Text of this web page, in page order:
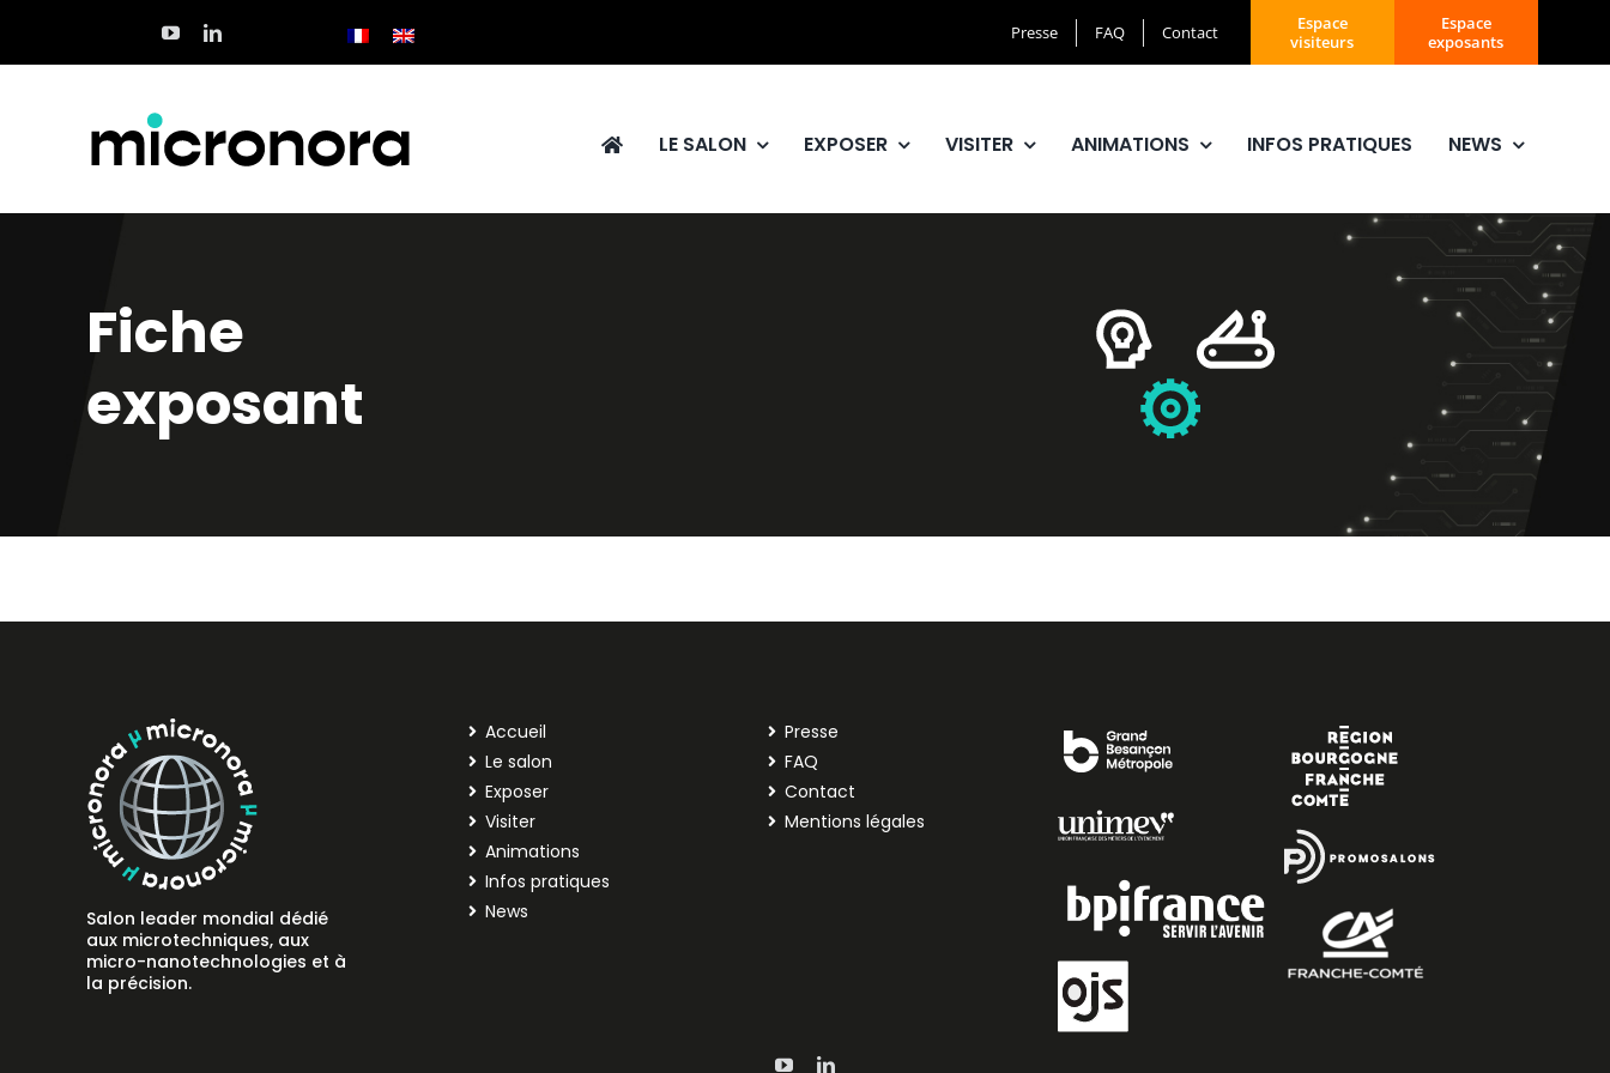
Presse FAQ Contact
Espace
visiteurs
Espace
exposants
LE SALON EXPOSER VISITER ANIMATIONS INFOS PRATIQUES NEWS
Fiche
exposant
Salon leader mondial dédié
aux microtechniques, aux
micro-nanotechnologies et à
la précision.
Accueil
Le salon
Exposer
Visiter
Animations
Infos pratiques
News
Presse
FAQ
Contact
Mentions légales